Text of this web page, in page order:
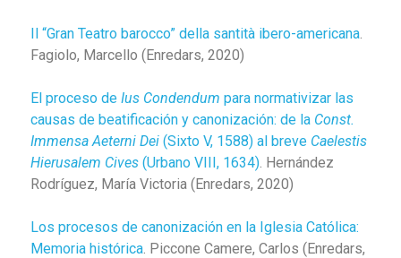
Il “Gran Teatro barocco” della santità ibero-americana.
Fagiolo, Marcello (Enredars, 2020)
El proceso de Ius Condendum para normativizar las
causas de beatificación y canonización: de la Const.
Immensa Aeterni Dei (Sixto V, 1588) al breve Caelestis
Hierusalem Cives (Urbano VIII, 1634). Hernández
Rodríguez, María Victoria (Enredars, 2020)
Los procesos de canonización en la Iglesia Católica:
Memoria histórica. Piccone Camere, Carlos (Enredars,